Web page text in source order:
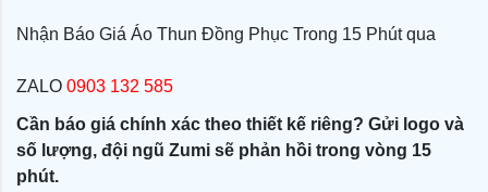
Nhận Báo Giá Áo Thun Đồng Phục Trong 15 Phút qua
ZALO 0903 132 585
Cần báo giá chính xác theo thiết kế riêng? Gửi logo và
số lượng, đội ngũ Zumi sẽ phản hồi trong vòng 15
phút.